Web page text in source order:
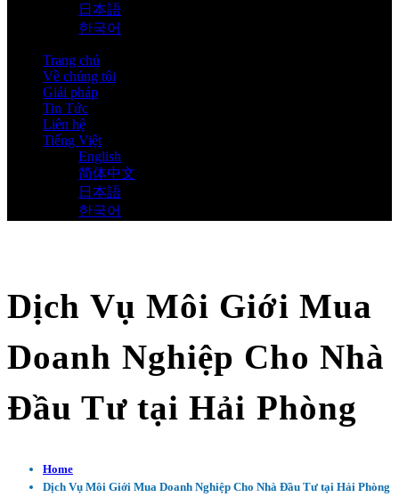
日本語
한국어
Trang chủ
Về chúng tôi
Giải pháp
Tin Tức
Liên hệ
Tiếng Việt
English
简体中文
日本語
한국어
Dịch Vụ Môi Giới Mua
Doanh Nghiệp Cho Nhà
Đầu Tư tại Hải Phòng
Home
Dịch Vụ Môi Giới Mua Doanh Nghiệp Cho Nhà Đầu Tư tại Hải Phòng